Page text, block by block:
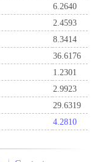
6.2640
2.4593
8.3414
36.6176
1.2301
2.9923
29.6319
4.2810